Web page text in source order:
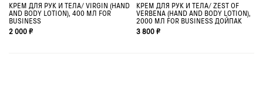
КРЕМ ДЛЯ РУК И ТЕЛА/ VIRGIN (HAND
AND BODY LOTION), 400 МЛ FOR
BUSINESS
2 000 ₽
КРЕМ ДЛЯ РУК И ТЕЛА/ ZEST OF
VERBENA (HAND AND BODY LOTION),
2000 МЛ FOR BUSINESS ДОЙПАК
3 800 ₽